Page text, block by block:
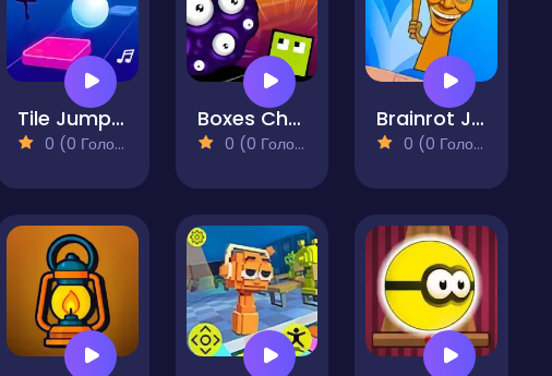
Tile Jumper 3D
0 (0 Голосів)
Boxes Chaser
0 (0 Голосів)
Brainrot Jump Adventure
0 (0 Голосів)